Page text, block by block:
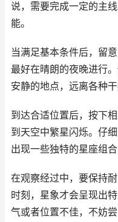
说，需要完成一定的主
能。
当满足基本条件后，留
最好在晴朗的夜晚进行
安静的地点，远离各种干
到达合适位置后，按下
到天空中繁星闪烁。仔
出现一些独特的星座组
在观察经过中，要保持
时刻，星象才会呈现出
气或者位置不佳，不妨